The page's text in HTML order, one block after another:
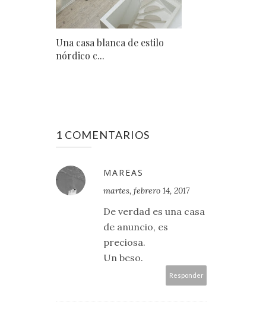
Una casa blanca de estilo
nórdico c...
1 COMENTARIOS
MAREAS
martes, febrero 14, 2017
De verdad es una casa
de anuncio, es
preciosa.
Un beso.
Responder